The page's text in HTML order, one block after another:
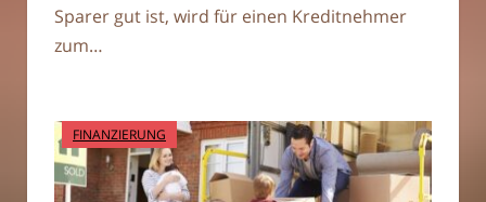
Sparer gut ist, wird für einen Kreditnehmer
zum…
FINANZIERUNG